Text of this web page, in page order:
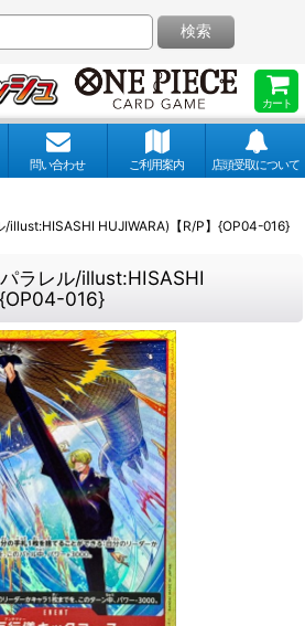
カート
検索
問い合わせ ご利用案内 店頭受取について
/illust:HISASHI HUJIWARA)【R/P】{OP04-016}
ラレル/illust:HISASHI
016}